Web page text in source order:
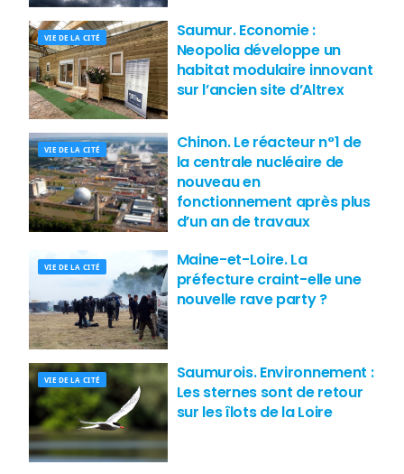
VIE DE LA CITÉ
Saumur. Economie :
Neopolia développe un
habitat modulaire innovant
sur l’ancien site d’Altrex
VIE DE LA CITÉ
Chinon. Le réacteur n°1 de
la centrale nucléaire de
nouveau en
fonctionnement après plus
d’un an de travaux
VIE DE LA CITÉ
Maine-et-Loire. La
préfecture craint-elle une
nouvelle rave party ?
VIE DE LA CITÉ
Saumurois. Environnement :
Les sternes sont de retour
sur les îlots de la Loire